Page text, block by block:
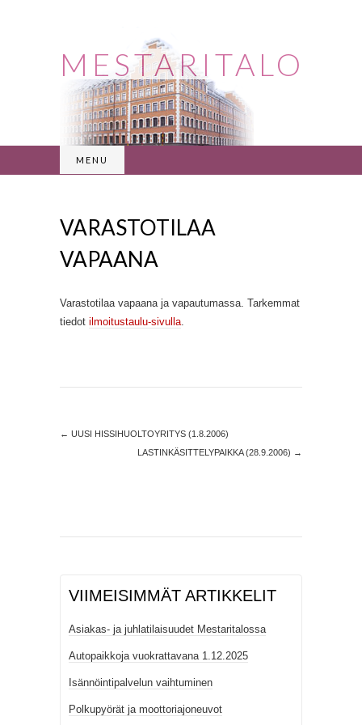
MESTARITALO
MENU
VARASTOTILAA
VAPAANA
Varastotilaa vapaana ja vapautumassa. Tarkemmat
tiedot ilmoitustaulu-sivulla.
← UUSI HISSIHUOLTOYRITYS (1.8.2006)
LASTINKÄSITTELYPAIKKA (28.9.2006) →
VIIMEISIMMÄT ARTIKKELIT
Asiakas- ja juhlatilaisuudet Mestaritalossa
Autopaikkoja vuokrattavana 1.12.2025
Isännöintipalvelun vaihtuminen
Polkupyörät ja moottoriajoneuvot